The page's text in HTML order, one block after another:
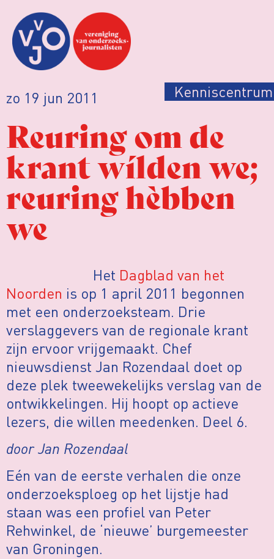
zo 19 jun 2011 Kenniscentrum
Reuring om de
krant wílden we;
reuring hèbben
we
Het Dagblad van het
Noorden is op 1 april 2011 begonnen
met een onderzoeksteam. Drie
verslaggevers van de regionale krant
zijn ervoor vrijgemaakt. Chef
nieuwsdienst Jan Rozendaal doet op
deze plek tweewekelijks verslag van de
ontwikkelingen. Hij hoopt op actieve
lezers, die willen meedenken. Deel 6.
door Jan Rozendaal
Eén van de eerste verhalen die onze
onderzoeksploeg op het lijstje had
staan was een profiel van Peter
Rehwinkel, de ‘nieuwe’ burgemeester
van Groningen.